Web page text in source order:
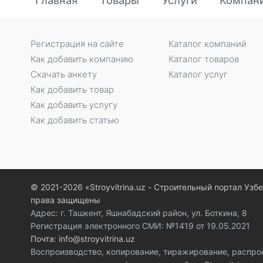
Регистрация на сайте
Как добавить компанию
Скачать анкету
Как добавить товар
Как добавить услугу
Как добавить статью
Каталог компаний
Каталог товаров
Каталог услуг
© 2021-2026 «Stroyvitrina.uz - Строительный портал
права защищены
Адрес: г. Ташкент, Яшнабадский район, ул. Боткина, 8
Регистрация электронного СМИ: №1419 от 19.05.2021
Почта: info@stroyvitrina.uz
Воспроизводство, копирование, тиражирование,